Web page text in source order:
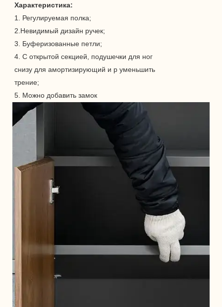
Характеристика:
1. Регулируемая полка;
2.Невидимый дизайн ручек;
3. Буферизованные петли;
4. С открытой секцией, подушечки для ног
снизу для амортизирующий и р уменьшить
трение;
5. Можно добавить замок